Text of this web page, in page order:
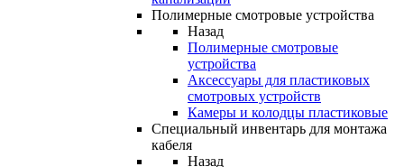
Полимерные смотровые устройства
Назад
Полимерные смотровые
устройства
Аксессуары для пластиковых
смотровых устройств
Камеры и колодцы пластиковые
Специальный инвентарь для монтажа
кабеля
Назад